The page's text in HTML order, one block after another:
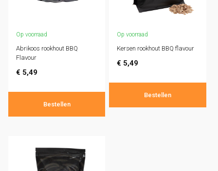
Op voorraad
Abrikoos rookhout BBQ
Flavour
€ 5,49
Bestellen
Op voorraad
Kersen rookhout BBQ flavour
€ 5,49
Bestellen